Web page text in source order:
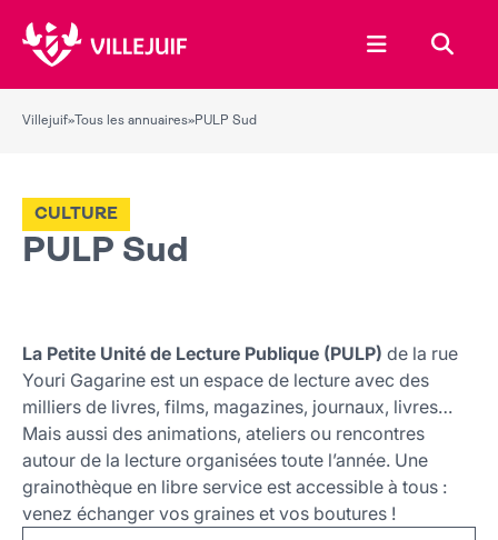
Ouvrir le
Villejuif» Tous les annuaires»PULP Sud
PULP Sud
CULTURE
La Petite Unité de Lecture Publique (PULP) de la rue
Youri Gagarine est un espace de lecture avec des
milliers de livres, films, magazines, journaux, livres…
Mais aussi des animations, ateliers ou rencontres
autour de la lecture organisées toute l’année. Une
grainothèque en libre service est accessible à tous :
venez échanger vos graines et vos boutures !